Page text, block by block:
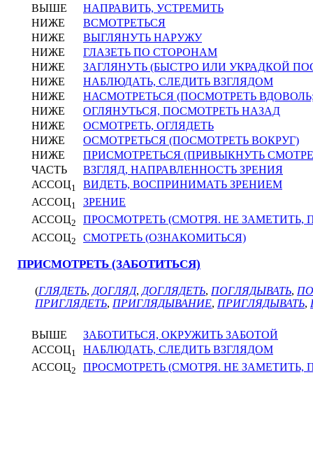
ВЫШЕ
НАПРАВИТЬ, УСТРЕМИТЬ
НИЖЕ
ВСМОТРЕТЬСЯ
НИЖЕ
ВЫГЛЯНУТЬ НАРУЖУ
НИЖЕ
ГЛАЗЕТЬ ПО СТОРОНАМ
НИЖЕ
ЗАГЛЯНУТЬ (БЫСТРО ИЛИ УКРАДКОЙ
НИЖЕ
НАБЛЮДАТЬ, СЛЕДИТЬ ВЗГЛЯДОМ
НИЖЕ
НАСМОТРЕТЬСЯ (ПОСМОТРЕТЬ
НИЖЕ
ОГЛЯНУТЬСЯ, ПОСМОТРЕТЬ НАЗАД
НИЖЕ
ОСМОТРЕТЬ, ОГЛЯДЕТЬ
НИЖЕ
ОСМОТРЕТЬСЯ (ПОСМОТРЕТЬ ВОКРУГ)
НИЖЕ
ПРИСМОТРЕТЬСЯ (ПРИВЫКНУТЬ
ЧАСТЬ
ВЗГЛЯД, НАПРАВЛЕННОСТЬ ЗРЕНИЯ
АССОЦ1
ВИДЕТЬ, ВОСПРИНИМАТЬ ЗРЕНИЕМ
АССОЦ1
ЗРЕНИЕ
АССОЦ2
ПРОСМОТРЕТЬ (СМОТРЯ. НЕ ЗАМЕТИТЬ,
АССОЦ2 СМОТРЕТЬ (ОЗНАКОМИТЬСЯ)
ПРИСМОТРЕТЬ (ЗАБОТИТЬСЯ)
(ГЛЯДЕТЬ, ДОГЛЯД, ДОГЛЯДЕТЬ, ПОГЛЯДЫВАТЬ,
ПРИГЛЯДЕТЬ, ПРИГЛЯДЫВАНИЕ, ПРИГЛЯДЫВАТЬ,
ВЫШЕ
ЗАБОТИТЬСЯ, ОКРУЖИТЬ ЗАБОТОЙ
АССОЦ1
НАБЛЮДАТЬ, СЛЕДИТЬ ВЗГЛЯДОМ
АССОЦ2 ПРОСМОТРЕТЬ (СМОТРЯ. НЕ ЗАМЕТИТЬ,